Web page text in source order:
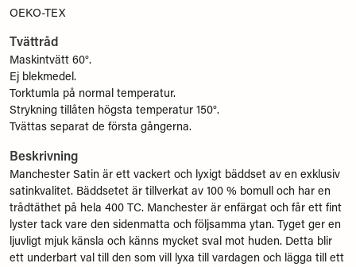
OEKO-TEX
Tvättråd
Maskintvätt 60°.
Ej blekmedel.
Torktumla på normal temperatur.
Strykning tillåten högsta temperatur 150°.
Tvättas separat de första gångerna.
Beskrivning
Manchester Satin är ett vackert och lyxigt bäddset av en exklusiv
satinkvalitet. Bäddsetet är tillverkat av 100 % bomull och har en
trådtäthet på hela 400 TC. Manchester är enfärgat och får ett fint
lyster tack vare den sidenmatta och följsamma ytan. Tyget ger en
ljuvligt mjuk känsla och känns mycket sval mot huden. Detta blir
ett underbart val till den som vill lyxa till vardagen och lägga till ett